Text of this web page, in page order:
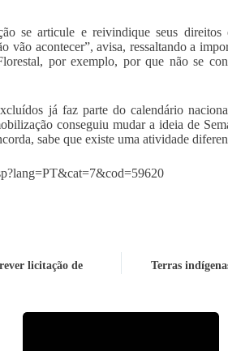
se articule e reivindique seus
vão acontecer”, avisa, ressaltando a
por exemplo, por que não se
já faz parte do calendário
conseguiu mudar a ideia de
sabe que existe uma atividade
licitação de
Terras